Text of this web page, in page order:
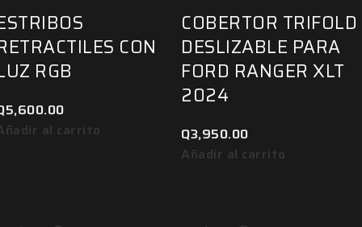
CON
RGB
5,600.00
al carrito
COBERTOR TRIFOLD
DESLIZABLE PARA
FORD RANGER XLT
2024
Q3,950.00
Añadir al carrito